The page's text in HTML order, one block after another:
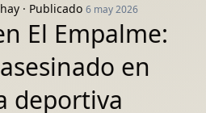
· Publicado 6 may 2026
El Empalme:
en
deportiva